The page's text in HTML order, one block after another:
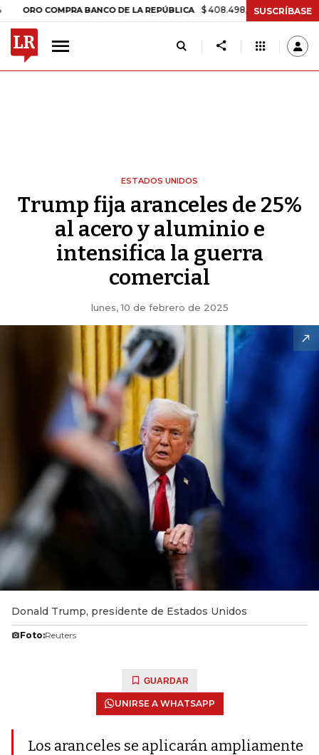
BANCO DE LA REPÚBLICA $ 408.498,97 +$ 8.753,81 +2,19%
SUSCRÍBASE
ESTADOS UNIDOS
Trump fija aranceles de 25%
al ​​acero y aluminio e
intensifica la guerra
comercial
lunes, 10 de febrero de 2025
Donald Trump, presidente de Estados Unidos
Foto:Reuters
GUARDAR
UNIRSE A WHATSAPP
Los aranceles se aplicarán ampliamente